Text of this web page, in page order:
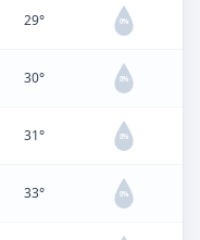
29° 0%
30° 0%
31° 0%
33° 0%